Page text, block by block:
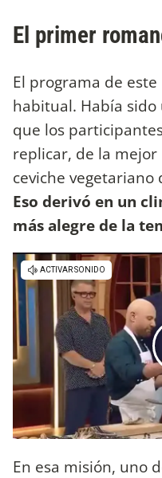
El primer
El programa de
habitual. Había
que los
replicar, de la
ceviche vegetariano
Eso derivó en un
más alegre de la
En esa misión, uno